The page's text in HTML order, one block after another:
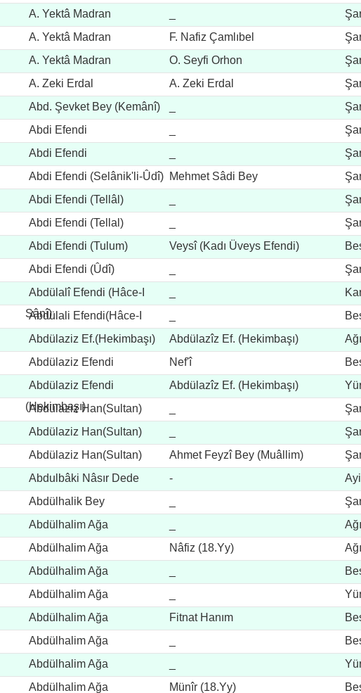
A. Yektâ Madran
A. Yektâ Madran F. Nafiz Çamlıbel
A. Yektâ Madran O. Seyfi Orhon
A. Zeki Erdal A. Zeki Erdal
Abd. Şevket Bey (Kemânî)
Abdi Efendi
Abdi Efendi
Abdi Efendi (Selânik'li-Ûdî) Mehmet Sâdi Bey
Abdi Efendi (Tellâl)
Abdi Efendi (Tellal)
Abdi Efendi (Tulum) Veysî (Kadı Üveys Efendi)
Abdi Efendi (Ûdî)
Abdülalî Efendi (Hâce-I
Sânî)
Abdülali Efendi(Hâce-I
Sânî)
Abdülaziz Ef.(Hekimbaşı) Abdülazîz Ef. (Hekimbaşı)
Abdülaziz Efendi Nef'î
Abdülaziz Efendi
(Hekimbaşı)
Abdülazîz Ef. (Hekimbaşı)
Abdülaziz Han(Sultan)
Abdülaziz Han(Sultan)
Abdülaziz Han(Sultan) Ahmet Feyzî Bey (Muâllim)
Abdulbâki Nâsır Dede -
Abdülhalik Bey
Abdülhalim Ağa
Abdülhalim Ağa Nâfiz (18.yy)
Abdülhalim Ağa
Abdülhalim Ağa
Abdülhalim Ağa Fitnat Hanım
Abdülhalim Ağa
Abdülhalim Ağa
Abdülhalim Ağa Münîr (18.yy)